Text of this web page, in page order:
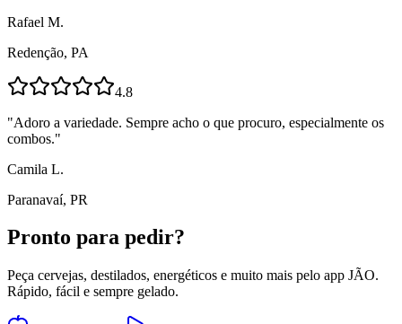
Rafael M.
Redenção, PA
4.8
"Adoro a variedade. Sempre acho o que procuro, especialmente os
combos."
Camila L.
Paranavaí, PR
Pronto para pedir?
Peça cervejas, destilados, energéticos e muito mais pelo app JÃO.
Rápido, fácil e sempre gelado.